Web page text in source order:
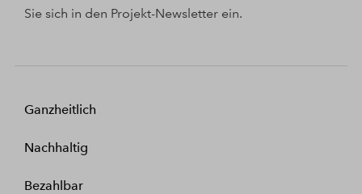
Sie sich in den Projekt-Newsletter ein.
Ganzheitlich
Nachhaltig
Bezahlbar